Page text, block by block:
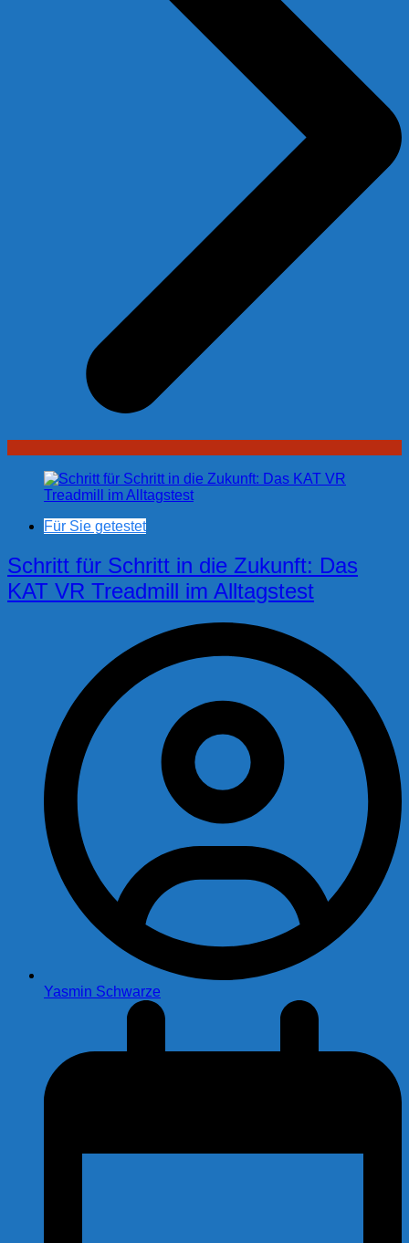
Für Sie getestet
Schritt für Schritt in die Zukunft: Das
KAT VR Treadmill im Alltagstest
Yasmin Schwarze